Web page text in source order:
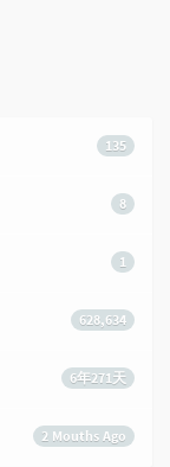
135
8
1
628,634
6年271天
2 Mouths Ago